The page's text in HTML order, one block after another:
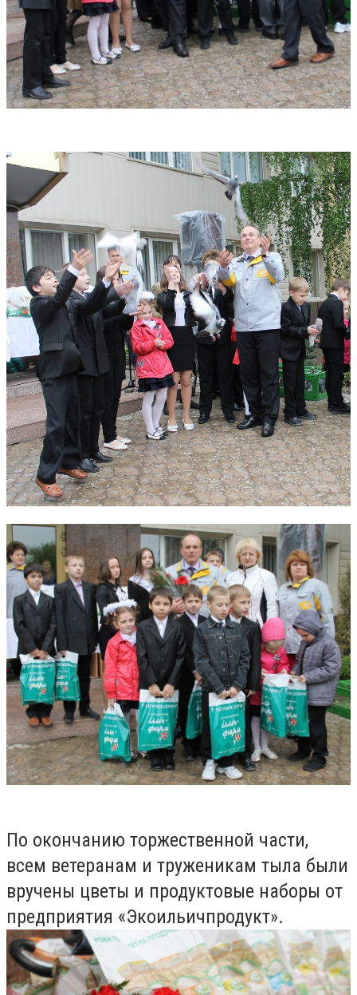
По окончанию торжественной части,
всем ветеранам и труженикам тыла были
вручены цветы и продуктовые наборы от
предприятия «Экоильичпродукт».